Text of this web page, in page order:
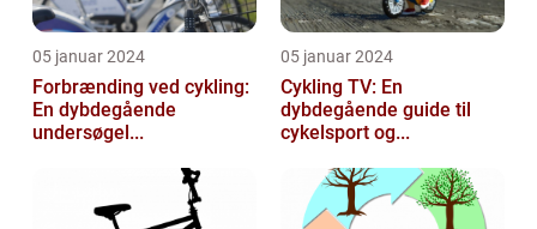
05 januar 2024
Forbrænding ved cykling:
En dybdegående
undersøgel...
05 januar 2024
Cykling TV: En
dybdegående guide til
cykelsport og...